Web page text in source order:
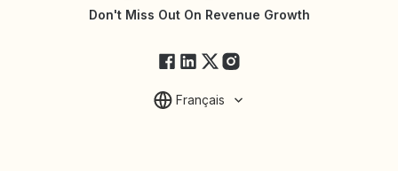
État des services YotpoDon't Miss Out On Revenue Growth
Français